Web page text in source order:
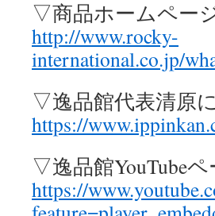
▽商品ホームペー
http://www.rocky-
international.co.jp/
▽逸品館代表清原
https://
▽逸品館YouTube
https://